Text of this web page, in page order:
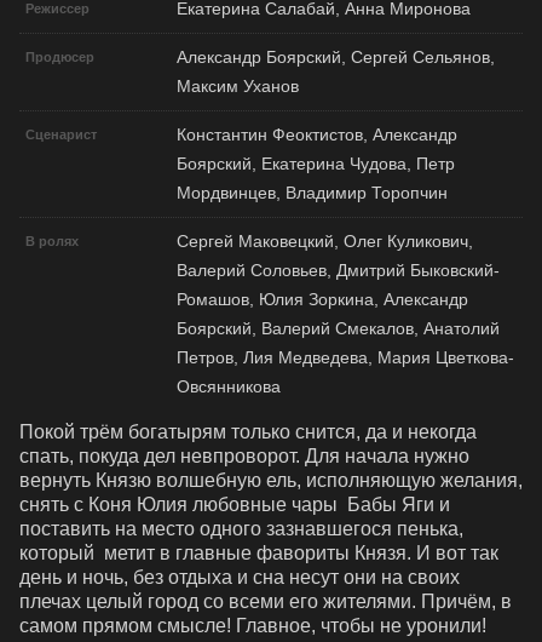
Режиссер Екатерина Салабай, Анна Миронова
Продюсер
Александр Боярский, Сергей Сельянов,
Максим Уханов
Сценарист
Константин Феоктистов, Александр
Боярский, Екатерина Чудова, Петр
Мордвинцев, Владимир Торопчин
В ролях
Сергей Маковецкий, Олег Куликович,
Валерий Соловьев, Дмитрий Быковский-
Ромашов, Юлия Зоркина, Александр
Боярский, Валерий Смекалов, Анатолий
Петров, Лия Медведева, Мария Цветкова-
Овсянникова
Покой трём богатырям только снится, да и некогда
спать, покуда дел невпроворот. Для начала нужно
вернуть Князю волшебную ель, исполняющую желания,
снять с Коня Юлия любовные чары  Бабы Яги и
поставить на место одного зазнавшегося пенька,
который  метит в главные фавориты Князя. И вот так
день и ночь, без отдыха и сна несут они на своих
плечах целый город со всеми его жителями. Причём, в
самом прямом смысле! Главное, чтобы не уронили!